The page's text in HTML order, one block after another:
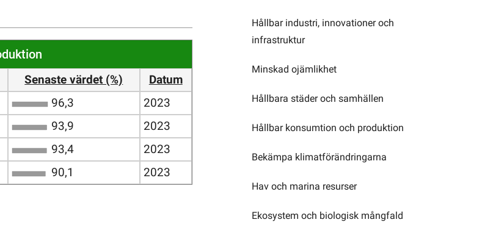
Senaste värdet (%)
Datum
96,3
2023
93,9
2023
93,4
2023
90,1 2023
Hållbar industri, innovationer och
infrastruktur
Minskad ojämlikhet
Hållbara städer och samhällen
Hållbar konsumtion och produktion
Bekämpa klimatförändringarna
Hav och marina resurser
Ekosystem och biologisk mångfald